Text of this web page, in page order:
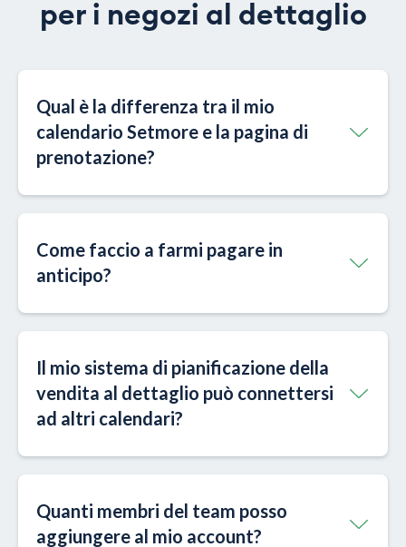
per i negozi al dettaglio
Qual è la differenza tra il mio
calendario Setmore e la pagina di
prenotazione?
Come faccio a farmi pagare in
anticipo?
Il mio sistema di pianificazione della
vendita al dettaglio può connettersi
ad altri calendari?
Quanti membri del team posso
aggiungere al mio account?